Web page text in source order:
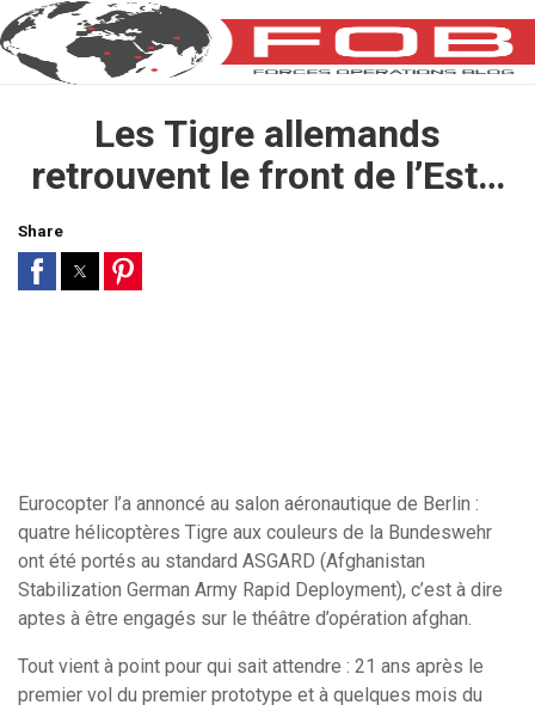
Les Tigre allemands
retrouvent le front de l’Est…
Share
Eurocopter l’a annoncé au salon aéronautique de Berlin :
quatre hélicoptères Tigre aux couleurs de la Bundeswehr
ont été portés au standard ASGARD (Afghanistan
Stabilization German Army Rapid Deployment), c’est à dire
aptes à être engagés sur le théâtre d’opération afghan.
Tout vient à point pour qui sait attendre : 21 ans après le
premier vol du premier prototype et à quelques mois du